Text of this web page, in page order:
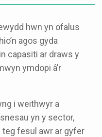
hwn yn ofalus
agos gyda
capasiti ar draws y
ymdopi â’r
i weithwyr a
yn y sector,
fesul awr ar gyfer